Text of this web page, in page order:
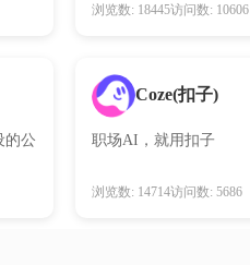
浏览数: 18445访问数: 10606
的公
Coze(扣子)
职场AI，就用扣子
浏览数: 14714访问数: 5686